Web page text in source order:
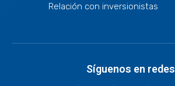
Relación con inversionistas
Síguenos en redes